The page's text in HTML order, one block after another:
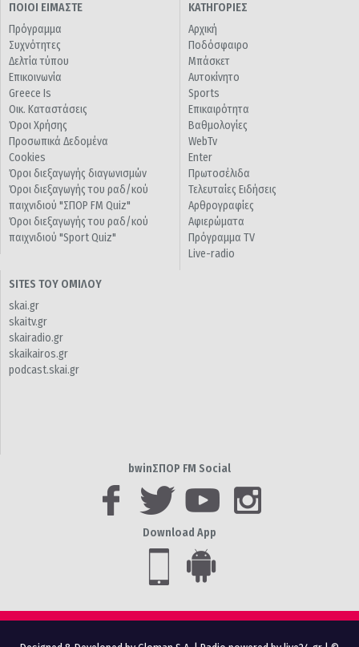
ΠΟΙΟΙ ΕΙΜΑΣΤΕ
Πρόγραμμα
Συχνότητες
Δελτία τύπου
Επικοινωνία
Greece Is
Οικ. Καταστάσεις
Όροι Χρήσης
Προσωπικά Δεδομένα
Cookies
Όροι διεξαγωγής διαγωνισμών
Όροι διεξαγωγής του ραδ/κού
παιχνιδιού "ΣΠΟΡ FM Quiz"
Όροι διεξαγωγής του ραδ/κού
παιχνιδιού "Sport Quiz"
ΚΑΤΗΓΟΡΙΕΣ
Αρχική
Ποδόσφαιρο
Μπάσκετ
Αυτοκίνητο
Sports
Επικαιρότητα
Βαθμολογίες
WebTv
Enter
Πρωτοσέλιδα
Τελευταίες Ειδήσεις
Αρθρογραφίες
Αφιερώματα
Πρόγραμμα TV
Live-radio
SITES ΤΟΥ ΟΜΙΛΟΥ
skai.gr
skaitv.gr
skairadio.gr
skaikairos.gr
podcast.skai.gr
bwinΣΠΟΡ FM Social
Download App